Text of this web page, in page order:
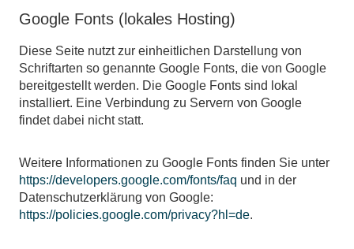
Google Fonts (lokales Hosting)
Diese Seite nutzt zur einheitlichen Darstellung von
Schriftarten so genannte Google Fonts, die von Google
bereitgestellt werden. Die Google Fonts sind lokal
installiert. Eine Verbindung zu Servern von Google
findet dabei nicht statt.
Weitere Informationen zu Google Fonts finden Sie unter
https://developers.google.com/fonts/faq und in der
Datenschutzerklärung von Google:
https://policies.google.com/privacy?hl=de.